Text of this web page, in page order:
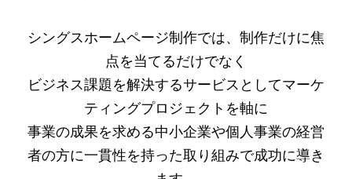
シングスホームページ制作では、制作だけに焦
点を当てるだけでなく
ビジネス課題を解決するサービスとしてマーケ
ティングプロジェクトを軸に
事業の成果を求める中小企業や個人事業の経営
者の方に一貫性を持った取り組みで成功に導き